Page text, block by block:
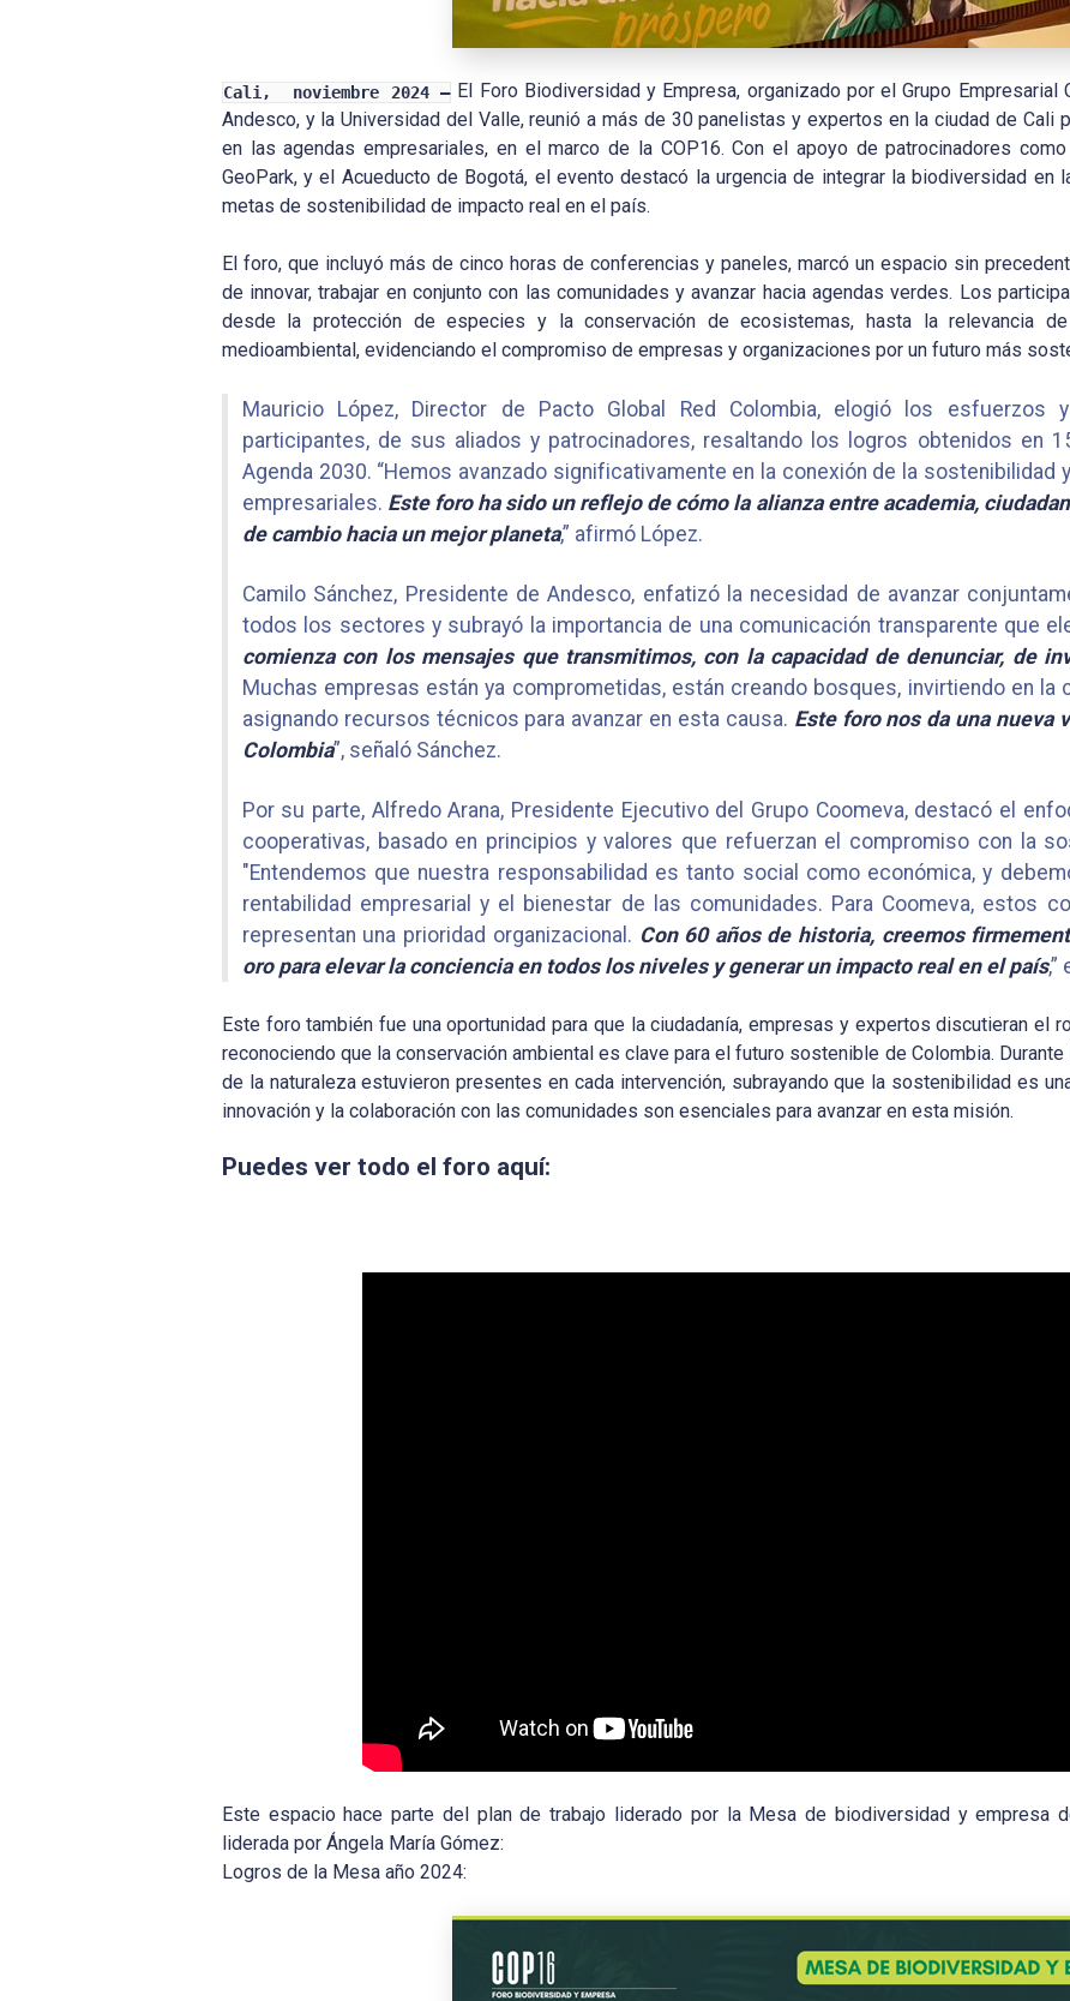
Cali, noviembre 2024 –El Foro Biodiversidad y Empresa, organizado por el Grupo Empresarial
Andesco, y la Universidad del Valle, reunió a más de 30 panelistas y expertos en la ciudad de Cali
en las agendas empresariales, en el marco de la COP16. Con el apoyo de patrocinadores como
GeoPark, y el Acueducto de Bogotá, el evento destacó la urgencia de integrar la biodiversidad en
metas de sostenibilidad de impacto real en el país.
El foro, que incluyó más de cinco horas de conferencias y paneles, marcó un espacio sin
de innovar, trabajar en conjunto con las comunidades y avanzar hacia agendas verdes. Los
desde la protección de especies y la conservación de ecosistemas, hasta la relevancia
medioambiental, evidenciando el compromiso de empresas y organizaciones por un futuro más
Mauricio López, Director de Pacto Global Red Colombia, elogió los esfuerzos
participantes, de sus aliados y patrocinadores, resaltando los logros obtenidos en
Agenda 2030. “Hemos avanzado significativamente en la conexión de la sostenibilidad
empresariales. Este foro ha sido un reflejo de cómo la alianza entre academia,
de cambio hacia un mejor planeta,” afirmó López.
Camilo Sánchez, Presidente de Andesco, enfatizó la necesidad de avanzar
todos los sectores y subrayó la importancia de una comunicación transparente que
comienza con los mensajes que transmitimos, con la capacidad de denunciar, de
Muchas empresas están ya comprometidas, están creando bosques, invirtiendo en la
asignando recursos técnicos para avanzar en esta causa. Este foro nos da una nueva
Colombia”, señaló Sánchez.
Por su parte, Alfredo Arana, Presidente Ejecutivo del Grupo Coomeva, destacó el
cooperativas, basado en principios y valores que refuerzan el compromiso con la
"Entendemos que nuestra responsabilidad es tanto social como económica, y
rentabilidad empresarial y el bienestar de las comunidades. Para Coomeva, estos
representan una prioridad organizacional. Con 60 años de historia, creemos
oro para elevar la conciencia en todos los niveles y generar un impacto real en el país,”
Este foro también fue una oportunidad para que la ciudadanía, empresas y expertos discutieran el
reconociendo que la conservación ambiental es clave para el futuro sostenible de Colombia.
de la naturaleza estuvieron presentes en cada intervención, subrayando que la sostenibilidad es
innovación y la colaboración con las comunidades son esenciales para avanzar en esta misión.
Puedes ver todo el foro aquí:
Este espacio hace parte del plan de trabajo liderado por la Mesa de biodiversidad y empresa
liderada por Ángela María Gómez:
Logros de la Mesa año 2024: